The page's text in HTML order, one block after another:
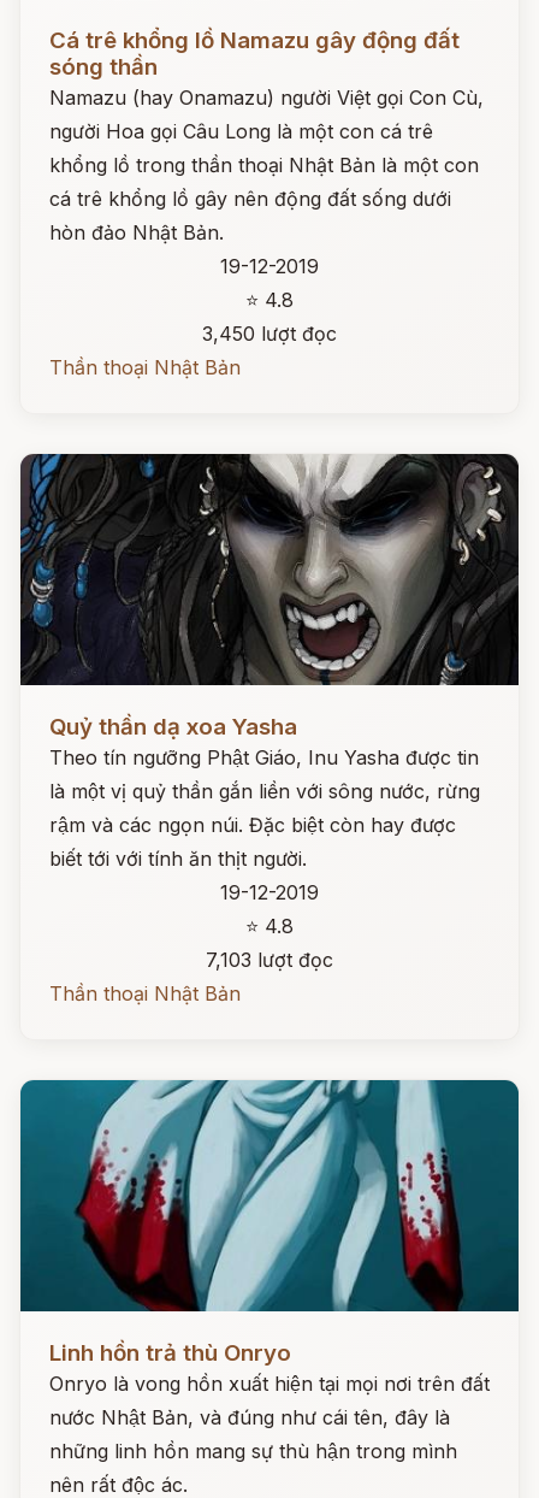
Cá trê khổng lồ Namazu gây động đất
sóng thần
Namazu (hay Onamazu) người Việt gọi Con Cù,
người Hoa gọi Câu Long là một con cá trê
khổng lồ trong thần thoại Nhật Bản là một con
cá trê khổng lồ gây nên động đất sống dưới
hòn đảo Nhật Bản.
19-12-2019
⭐ 4.8
3,450 lượt đọc
Thần thoại Nhật Bản
Quỷ thần dạ xoa Yasha
Theo tín ngưỡng Phật Giáo, Inu Yasha được tin
là một vị quỷ thần gắn liền với sông nước, rừng
rậm và các ngọn núi. Đặc biệt còn hay được
biết tới với tính ăn thịt người.
19-12-2019
⭐ 4.8
7,103 lượt đọc
Thần thoại Nhật Bản
Linh hồn trả thù Onryo
Onryo là vong hồn xuất hiện tại mọi nơi trên đất
nước Nhật Bản, và đúng như cái tên, đây là
những linh hồn mang sự thù hận trong mình
nên rất độc ác.